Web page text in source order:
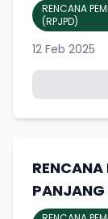
RENCANA
(RPJPD)
12 Feb 2025